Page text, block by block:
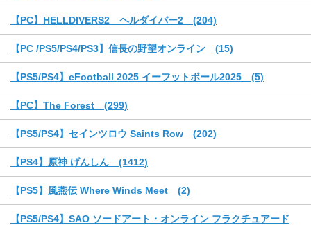
【PC】HELLDIVERS2 ヘルダイバー2 (204)
【PC /PS5/PS4/PS3】信長の野望オンライン (15)
【PS5/PS4】eFootball 2025 イーフットボール2025 (5)
【PC】The Forest (299)
【PS5/PS4】セインツロウ Saints Row (202)
【PS4】原神 げんしん (1412)
【PS5】風燕伝 Where Winds Meet (2)
【PS5/PS4】SAO ソードアート・オンライン フラクチュアード